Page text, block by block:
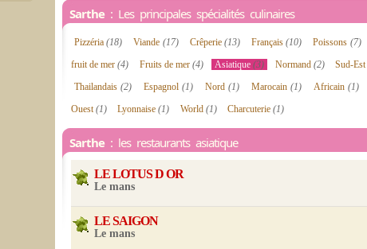
Sarthe : Les principales spécialités culinaires
Pizzéria(18) Viande (17) Crêperie(13) Français(10) Poissons (7)
fruit de mer(4) Fruits de mer(4) Asiatique(3) Normand (2) Sud-Est
Thailandais(2) Espagnol(1) Nord(1) Marocain(1) Africain(1)
Ouest(1) Lyonnaise(1) World (1) Charcuterie(1)
Sarthe : les restaurants asiatique
LE LOTUS D OR
Le mans
LE SAIGON
Le mans